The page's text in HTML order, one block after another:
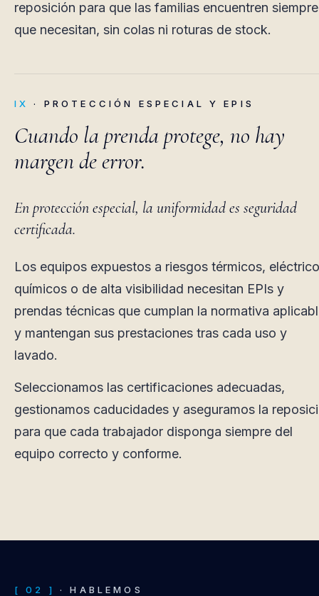
reposición para que las familias encuentren
que necesitan, sin colas ni roturas de stock.
IX · PROTECCIÓN ESPECIAL Y EPIS
Cuando la prenda protege, no hay
margen de error.
En protección especial, la uniformidad es seguridad
certificada.
Los equipos expuestos a riesgos térmicos,
químicos o de alta visibilidad necesitan EPIs y
prendas técnicas que cumplan la normativa
y mantengan sus prestaciones tras cada uso y
lavado.
Seleccionamos las certificaciones adecuadas,
gestionamos caducidades y aseguramos la
para que cada trabajador disponga siempre del
equipo correcto y conforme.
[ 02 ] · HABLEMOS